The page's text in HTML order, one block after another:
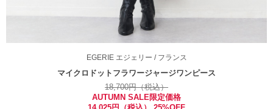
EGERIEエジェリー / フランス
マイクロドットフラワージャージワンピース
18,700円（税込）
AUTUMN SALE限定価格